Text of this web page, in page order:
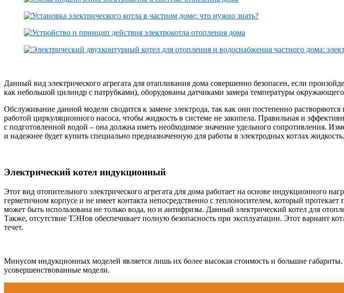
Данный вид электрического агрегата для отапливания дома совершенно безопасен, если
как небольшой цилиндр с патрубками), оборудованы датчиками замера температуры
Обслуживание данной модели сводится к замене электрода, так как они постепенно
работой циркуляционного насоса, чтобы жидкость в системе не закипела. Правильная и
с подготовленной водой – она должна иметь необходимое значение удельного сопротивления.
и надежнее будет купить специально предназначенную для работы в электродных котлах жидкость.
Электрический котел индукционный
Этот вид отопительного электрического агрегата для дома работает на основе индукционного
герметичном корпусе и не имеет контакта непосредственно с теплоносителем, который
может быть использована не только вода, но и антифризы. Данный электрический котел для
Также, отсутствие ТЭНов обеспечивает полную безопасность при эксплуатации. Этот вариант
течет.
Минусом индукционных моделей является лишь их более высокая стоимость и большие
усовершенствованные модели.